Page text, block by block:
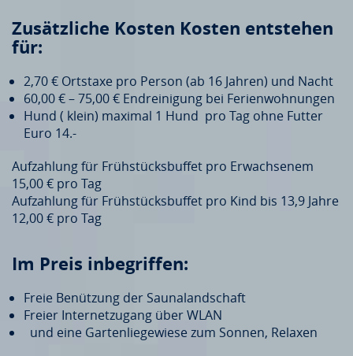
Zusätzliche Kosten Kosten entstehen
für:
2,70 € Ortstaxe pro Person (ab 16 Jahren) und Nacht
60,00 € – 75,00 € Endreinigung bei Ferienwohnungen
Hund ( klein) maximal 1 Hund pro Tag ohne Futter
Euro 14.-
Aufzahlung für Frühstücksbuffet pro Erwachsenem
15,00 € pro Tag
Aufzahlung für Frühstücksbuffet pro Kind bis 13,9 Jahre
12,00 € pro Tag
Im Preis inbegriffen:
Freie Benützung der Saunalandschaft
Freier Internetzugang über WLAN
und eine Gartenliegewiese zum Sonnen, Relaxen